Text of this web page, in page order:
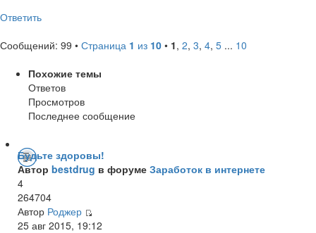
Ответить
Сообщений: 99 • Страница 1 из 10 • 1, 2, 3, 4, 5 ... 10
Похожие темы
Ответов
Просмотров
Последнее сообщение
Будьте здоровы!
Автор bestdrug в форуме Заработок в интернете
4
264704
Автор Роджер
25 авг 2015, 19:12